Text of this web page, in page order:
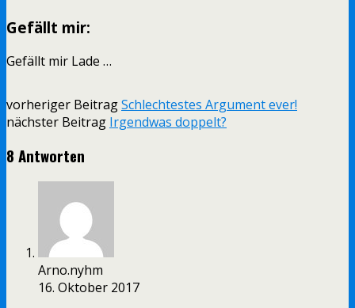
Gefällt mir:
Gefällt mir Lade …
vorheriger BeitragSchlechtestes Argument ever!
nächster Beitrag Irgendwas doppelt?
8 Antworten
Arno.nyhm
16. Oktober 2017